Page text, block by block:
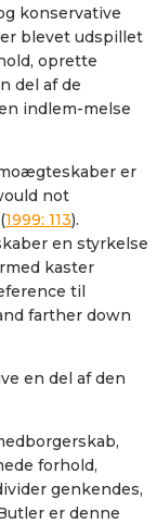
konservative
blevet udspillet
oprette
del af de
indlem-melse
er
not
1999: 113).
en styrkelse
kaster
til
farther down
en del af den
forhold,
genkendes,
er denne